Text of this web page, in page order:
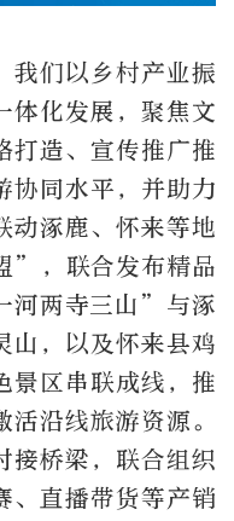
我们以乡村产业振
体化发展，聚焦文
打造、宣传推广推
协同水平，并助力
动涿鹿、怀来等地
”，联合发布精品
河两寺三山”与涿
山，以及怀来县鸡
景区串联成线，推
沿线旅游资源。
接桥梁，联合组织
、直播带货等产销